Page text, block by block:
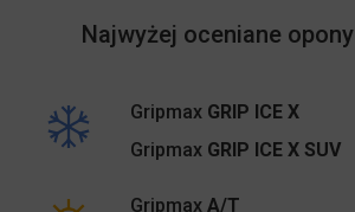
Najwyżej oceniane opony
Gripmax GRIP ICE X
Gripmax GRIP ICE X SUV
Gripmax A/T